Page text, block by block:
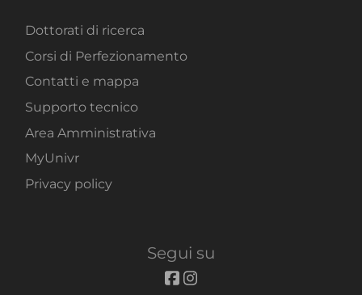
Dottorati di ricerca
Corsi di Perfezionamento
Contatti e mappa
Supporto tecnico
Area Amministrativa
MyUnivr
Privacy policy
Segui su